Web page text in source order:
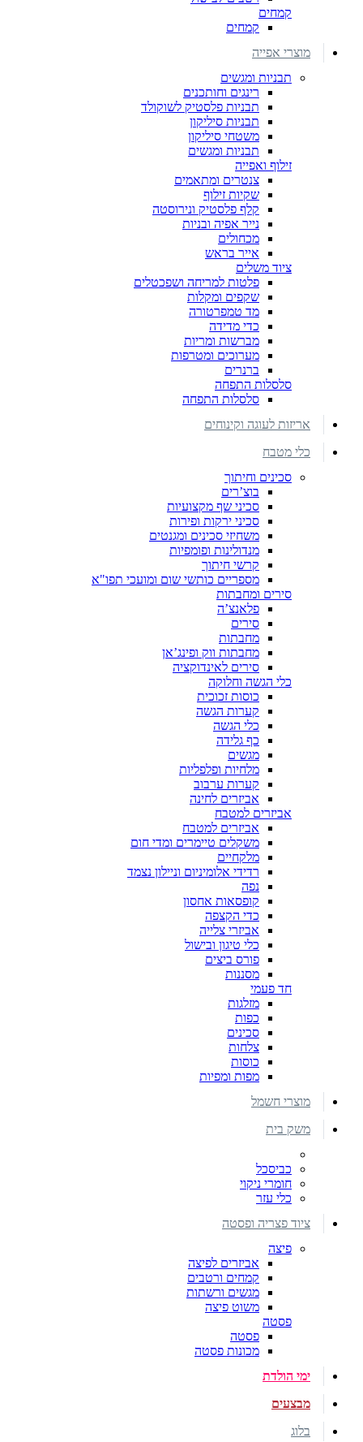
קמחים
קמחים
מוצרי אפייה
תבניות ומגשים
רינגים וחותכנים
תבניות פלסטיק לשוקולד
תבניות סיליקון
משטחי סיליקון
תבניות ומגשים
זילוף ואפייה
צנטרים ומתאמים
שקיות זילוף
קלף פלסטיק ונירוסטה
נייר אפיה ובניות
מכחולים
אייר בראש
ציוד משלים
פלטות למריחה ושפכטלים
שקפים ומקלות
מד טמפרטורה
כדי מדידה
מברשות ומריות
מערוכים ומטרפות
ברנרים
סלסלות התפחה
סלסלות התפחה
אריזות לעוגה וקינוחים
כלי מטבח
סכינים וחיתוך
בוצ’רים
סכיני שף מקצועיות
סכיני ירקות ופירות
משחיזי סכינים ומגנטים
מנדולינות ופומפיות
קרשי חיתוך
מספריים כותשי שום ומועכי תפו"א
סירים ומחבתות
פלאנצ’ה
סירים
מחבתות
מחבתות ווק ופינג’אן
סירים לאינדוקציה
כלי הגשה וחלוקה
כוסות זכוכית
קערות הגשה
כלי הגשה
כף גלידה
מגשים
מלחיות ופלפליות
קערות ערבוב
אביזרים לחינה
אביזרים למטבח
אביזרים למטבח
משקלים טיימרים ומדי חום
מלקחיים
רדידי אלומיניום וניילון נצמד
נפה
קופסאות אחסון
כדי הקצפה
אביזרי צלייה
כלי טיגון ובישול
פורס ביצים
מסננות
חד פעמי
מזלגות
כפות
סכינים
צלחות
כוסות
מפות ומפיות
מוצרי חשמל
משק בית
כביסכל
חומרי ניקוי
כלי עזר
ציוד פצריה ופסטה
פיצה
אביזרים לפיצה
קמחים ורטבים
מגשים ורשתות
משוט פיצה
פסטה
פסטה
מכונות פסטה
ימי הולדת
מבצעים
בלוג